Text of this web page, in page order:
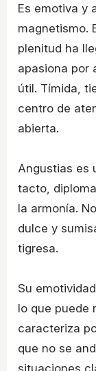
Es emotiva y
magnetismo.
plenitud ha
apasiona por
útil. Tímida,
centro de
abierta.
Angustias es
tacto,
la armonía.
dulce y
tigresa.
Su
lo que puede
caracteriza
que no se
situaciones